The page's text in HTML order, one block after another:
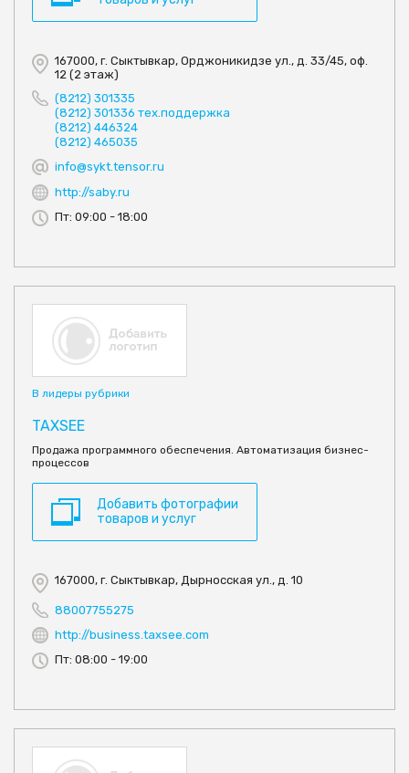
167000, г. Сыктывкар, Орджоникидзе ул., д. 33/45, оф.
12 (2 этаж)
(8212) 301335
(8212) 301336 тех.поддержка
(8212) 446324
(8212) 465035
info@sykt.tensor.ru
http://saby.ru
Пт: 09:00 - 18:00
В лидеры рубрики
TAXSEE
Продажа программного обеспечения. Автоматизация бизнес-
процессов
Добавить фотографии
товаров и услуг
167000, г. Сыктывкар, Дырносская ул., д. 10
88007755275
http://business.taxsee.com
Пт: 08:00 - 19:00